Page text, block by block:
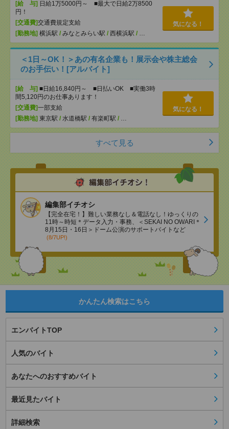
[給 与] 日給1万5000円～ ■最大で日給2万8500
円！
[交通費]交通費規定支給
[勤務地] 横浜駅 / みなとみらい駅 / 西横浜駅 / …
気になる！
＜1日～OK！＞あの有名企業も！展示会や株主総会
のお手伝い！[アルバイト]
[給 与] ■日給16,840円～ ■日払いOK ■実働3時
間5,120円のお仕事あります！
[交通費]一部支給
[勤務地] 東京駅 / 水道橋駅 / 有楽町駅 / …
気になる！
すべて見る
編集部イチオシ
【完全在宅！】難しい業務なし＆電話なし！ゆっくりの
11時～時短＊データ入力・事務、＜SEKAI NO OWARI＊
8月15日・16日＞ドーム公演のサポートバイトなど
(8/7UP!)
かんたん検索はこちら
エンバイトTOP
人気のバイト
あなたへのおすすめバイト
最近見たバイト
詳細検索